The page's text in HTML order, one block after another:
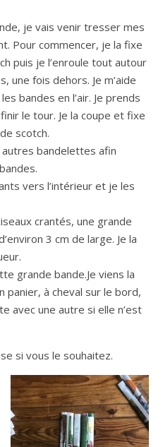
je vais venir tresser mes
Pour commencer, je la fixe
puis je l’enroule tout autour
une fois dehors. Je m’aide
bandes en l’air. Je prends
le tour. Je la coupe et fixe
scotch.
autres bandelettes afin
vers l’intérieur et je les
crantés, une grande
3 cm de large. Je la
grande bande.Je viens la
à cheval sur le bord,
avec une autre si elle n’est
si vous le souhaitez.